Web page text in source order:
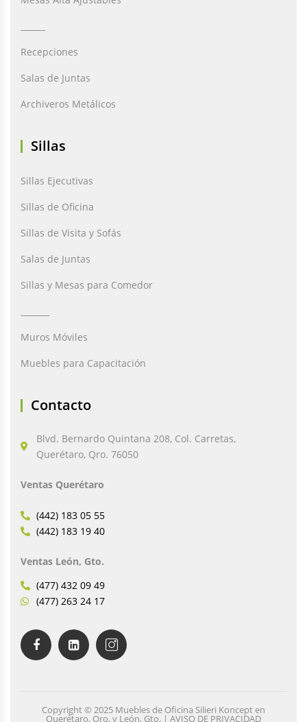
Recepciones
Salas de Juntas
Archiveros Metálicos
Sillas
Sillas Ejecutivas
Sillas de Oficina
Sillas de Visita y Sofás
Salas de Juntas
Sillas y Mesas para Comedor
Muros Móviles
Muebles para Capacitación
Contacto
Blvd. Bernardo Quintana 208, Col. Carretas,
Querétaro, Qro. 76050
Ventas Querétaro
(442) 183 05 55
(442) 183 19 40
Ventas León, Gto.
(477) 432 09 49
(477) 263 24 17
Copyright © 2025 Muebles de Oficina Silieri Koncept en
Querétaro, Qro. y León, Gto. | AVISO DE PRIVACIDAD